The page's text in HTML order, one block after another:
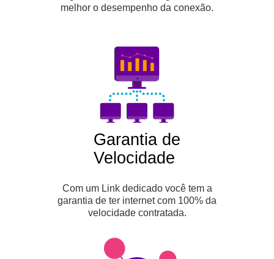
melhor o desempenho da conexão.
Garantia de
Velocidade
Com um Link dedicado você tem a
garantia de ter internet com 100% da
velocidade contratada.